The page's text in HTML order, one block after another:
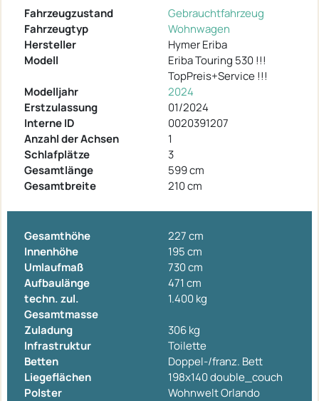
Fahrzeugzustand
Gebrauchtfahrzeug
Fahrzeugtyp
Wohnwagen
Hersteller
Hymer Eriba
Modell
Eriba Touring 530 !!!
TopPreis+Service !!!
Modelljahr
2024
Erstzulassung
01/2024
Interne ID
0020391207
Anzahl der Achsen
1
Schlafplätze
3
Gesamtlänge
599 cm
Gesamtbreite
210 cm
Gesamthöhe
227 cm
Innenhöhe
195 cm
Umlaufmaß
730 cm
Aufbaulänge
471 cm
techn. zul.
Gesamtmasse
1.400 kg
Zuladung
306 kg
Infrastruktur
Toilette
Betten
Doppel-/franz. Bett
Liegeflächen
198x140 double_couch
Polster
Wohnwelt Orlando